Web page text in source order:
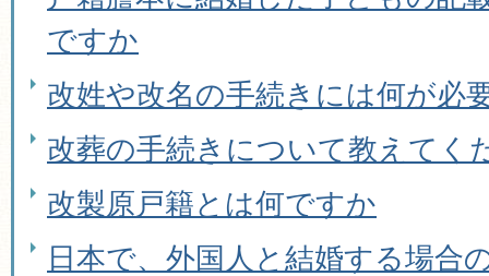
ですか
改姓や改名の手続きには何が必
改葬の手続きについて教えてく
改製原戸籍とは何ですか
日本で、外国人と結婚する場合